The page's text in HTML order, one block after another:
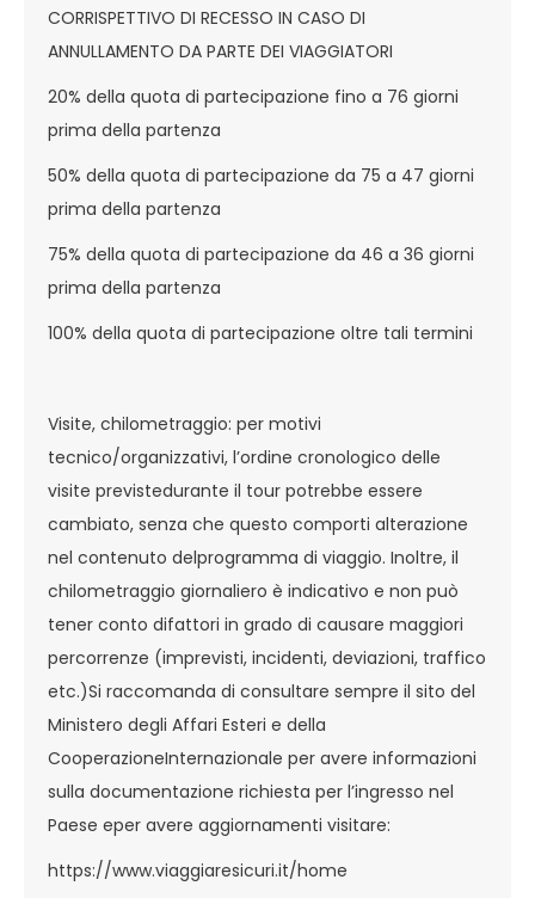
CORRISPETTIVO DI RECESSO IN CASO DI
ANNULLAMENTO DA PARTE DEI VIAGGIATORI
20% della quota di partecipazione fino a 76 giorni
prima della partenza
50% della quota di partecipazione da 75 a 47 giorni
prima della partenza
75% della quota di partecipazione da 46 a 36 giorni
prima della partenza
100% della quota di partecipazione oltre tali termini
Visite, chilometraggio: per motivi
tecnico/organizzativi, l’ordine cronologico delle
visite previstedurante il tour potrebbe essere
cambiato, senza che questo comporti alterazione
nel contenuto delprogramma di viaggio. Inoltre, il
chilometraggio giornaliero è indicativo e non può
tener conto difattori in grado di causare maggiori
percorrenze (imprevisti, incidenti, deviazioni, traffico
etc.)Si raccomanda di consultare sempre il sito del
Ministero degli Affari Esteri e della
CooperazioneInternazionale per avere informazioni
sulla documentazione richiesta per l’ingresso nel
Paese eper avere aggiornamenti visitare:
https://www.viaggiaresicuri.it/home